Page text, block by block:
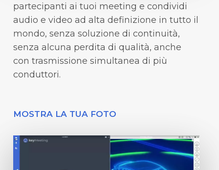
partecipanti ai tuoi meeting e condividi
audio e video ad alta definizione in tutto il
mondo, senza soluzione di continuità,
senza alcuna perdita di qualità, anche
con trasmissione simultanea di più
conduttori.
MOSTRA LA TUA FOTO